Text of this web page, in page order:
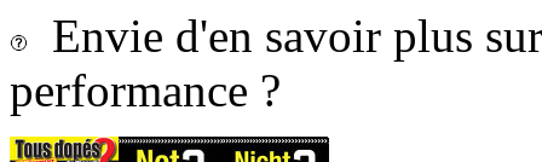
Envie d'en savoir plus
performance ?